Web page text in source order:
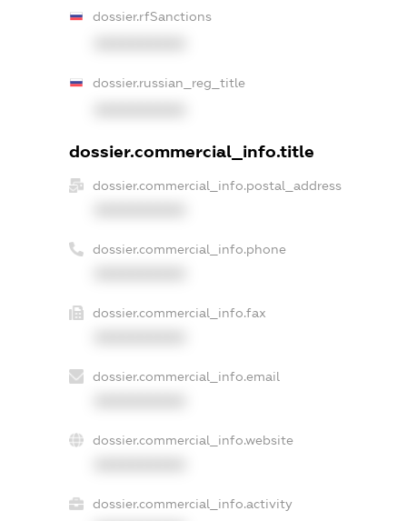
dossier.rfSanctions
dossier.russian_reg_title
dossier.commercial_info.title
dossier.commercial_info.postal_address
dossier.commercial_info.phone
dossier.commercial_info.fax
dossier.commercial_info.email
dossier.commercial_info.website
dossier.commercial_info.activity